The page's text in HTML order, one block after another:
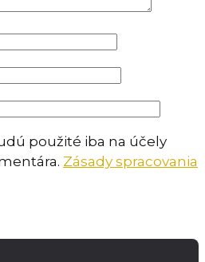
použité iba na účely
Zásady spracovania